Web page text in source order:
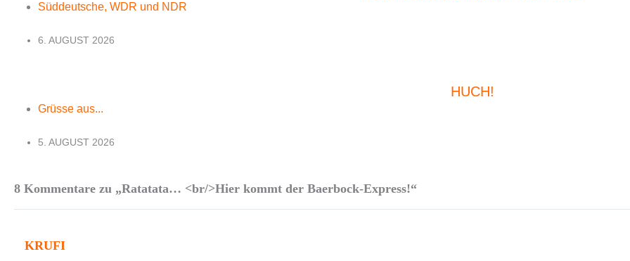
Süddeutsche, WDR und NDR
6. AUGUST 2026
HUCH!
Grüsse aus...
5. AUGUST 2026
8 Kommentare zu „Ratatata… <br/>Hier kommt der Baerbock-Express!“
KRUFI